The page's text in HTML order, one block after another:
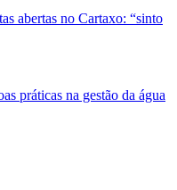
abertas no Cartaxo: “sinto
práticas na gestão da água